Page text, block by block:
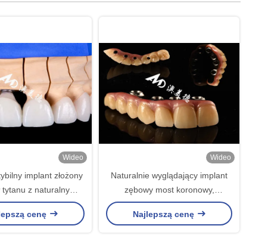
Wideo
implant złożony
z naturalnym
wyglądem
cenę
Wideo
Naturalnie wyglądający implant
zębowy most koronowy,
zainstalowany z titanowym
podłożem do operacji zębów.
Najlepszą cenę